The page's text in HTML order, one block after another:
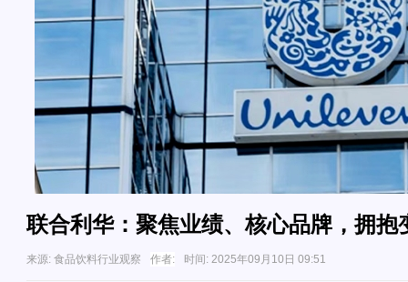
联合利华：聚焦业绩、核心品牌，拥抱
来源: 食品饮料行业观察 作者: 时间: 2025年09月10日 09:51